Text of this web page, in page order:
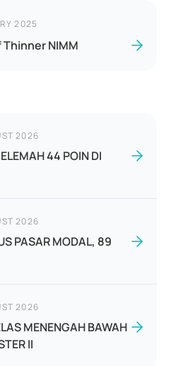
2025
NIMM
2026
44 POIN DI
2026
PASAR MODAL, 89
2026
MENENGAH BAWAH
II